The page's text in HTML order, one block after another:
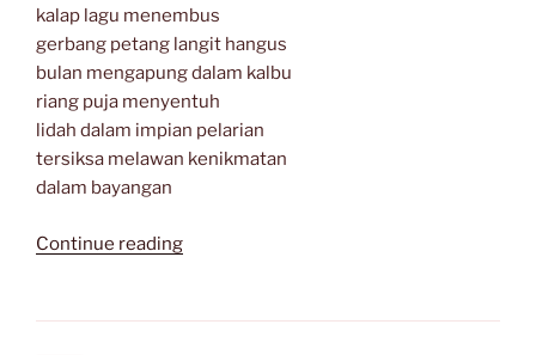
kalap lagu menembus
gerbang petang langit hangus
bulan mengapung dalam kalbu
riang puja menyentuh
lidah dalam impian pelarian
tersiksa melawan kenikmatan
dalam bayangan
Continue reading“Sajak-
Kamandobat”